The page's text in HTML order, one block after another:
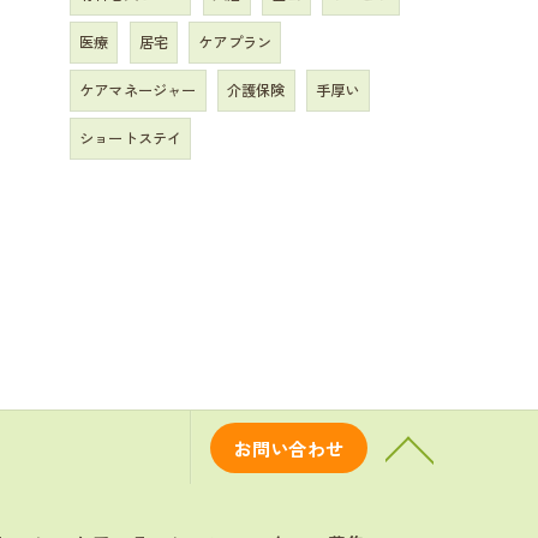
医療 居宅 ケアプラン
ケアマネージャー 介護保険 手厚い
ショートステイ
お問い合わせ